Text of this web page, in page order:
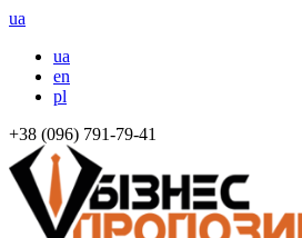
ua
ua
en
pl
+38 (096) 791-79-41